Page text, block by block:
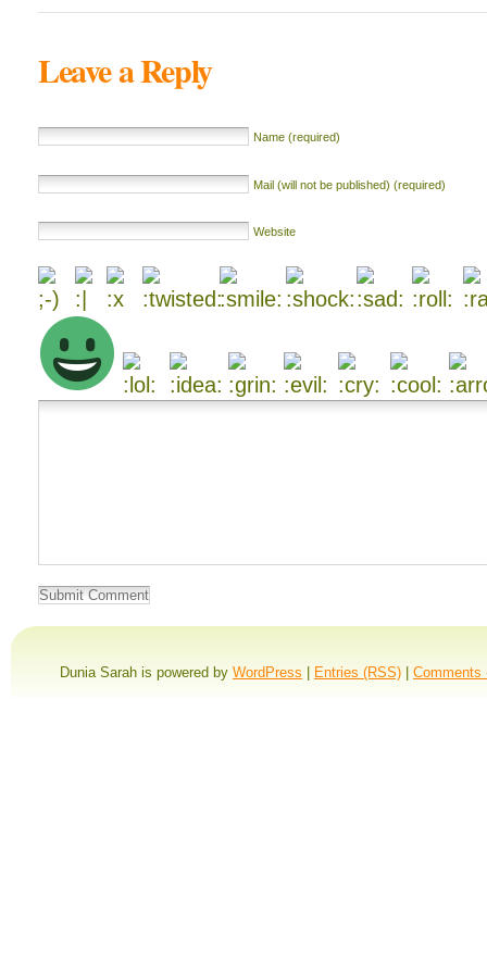
Leave a Reply
Name (required)
Mail (will not be published) (required)
Website
Dunia Sarah is powered by WordPress | Entries (RSS) | Comments